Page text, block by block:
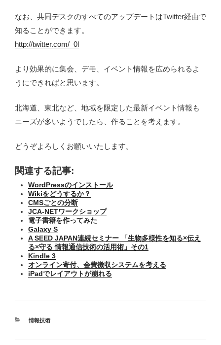
なお、共同デスクのすべてのアップデートはTwitter経由で
知ることができます。
http://twitter.com/_0l
より効果的に集会、デモ、イベント情報を広められるよ
うにできればと思います。
北海道、東北など、地域を限定した最新イベント情報も
ニーズが多いようでしたら、作ることを考えます。
どうぞよろしくお願いいたします。
関連する記事:
WordPressのインストール
Wikiをどうするか？
CMSごとの分断
JCA-NETワークショップ
電子書籍を作ってみた
Galaxy S
A SEED JAPAN連続セミナー 「生物多様性を知る×伝え
る×守る 情報通信技術の活用術」その1
Kindle 3
オンライン寄付、会費徴収システムを考える
iPadでレイアウトが崩れる
カ
情報技術